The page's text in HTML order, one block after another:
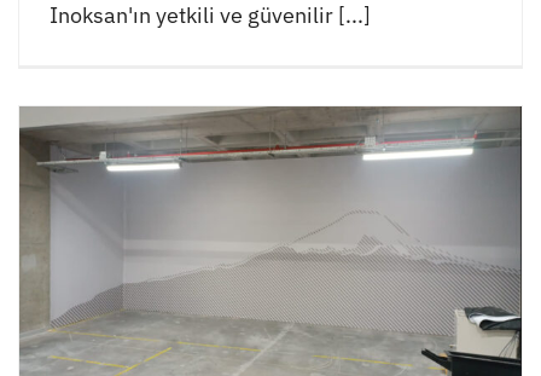
Inoksan'ın yetkili ve güvenilir [...]